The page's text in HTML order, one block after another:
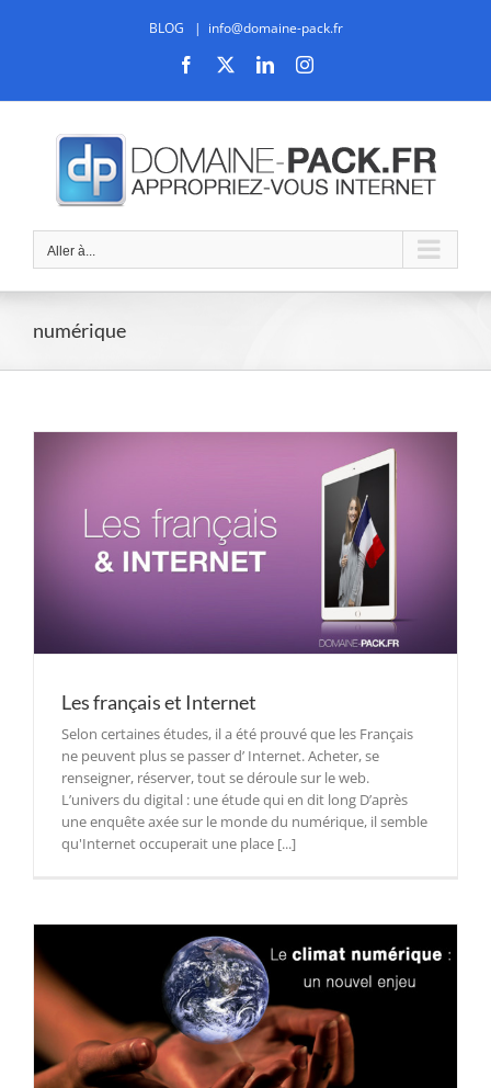
BLOG | info@domaine-pack.fr
Facebook LinkedInInstagram
Aller à...
numérique
Les français et Internet
Selon certaines études, il a été prouvé que les Français
ne peuvent plus se passer d’ Internet. Acheter, se
renseigner, réserver, tout se déroule sur le web.
L’univers du digital : une étude qui en dit long D’après
une enquête axée sur le monde du numérique, il semble
qu'Internet occuperait une place [...]